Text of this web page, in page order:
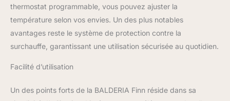
poids : 10,0 kg Contenu
de la livraison : unité de
cheminée électrique avec
câble d'alimentation
d'environ 1,7 m (220 V),
montage, notice de
thermostat programmable, vous pouvez ajuster la
température selon vos envies. Un des plus notables
avantages reste le système de protection contre la
surchauffe, garantissant une utilisation sécurisée au quotidien.
Facilité d’utilisation
Un des points forts de la BALDERIA Finn réside dans sa